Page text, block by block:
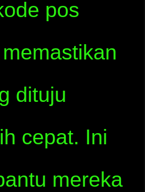
pos
dituju
cepat. Ini
mereka